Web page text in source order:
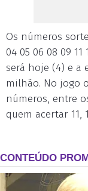
Os números
04 05 06 08 09 11
será hoje (4) e a
milhão. No jogo
números, entre
quem acertar 11,